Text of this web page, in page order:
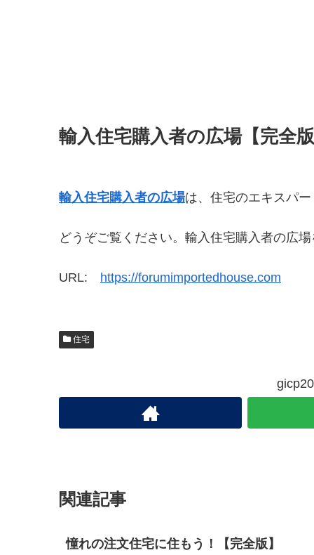
輸入住宅購入者の広場【完全版
輸入住宅購入者の広場は、住宅のエキスパー
どうぞご覧ください。輸入住宅購入者の広
URL: https://forumimportedhouse.com
住宅
関連記事
憧れの注文住宅に住もう！【完全版】